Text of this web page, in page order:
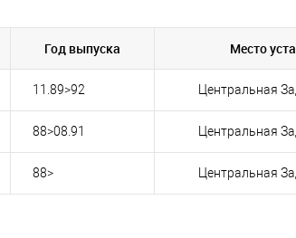
Год выпуска Место
11.89>92 Центральная
88>08.91 Центральная
88> Центральная